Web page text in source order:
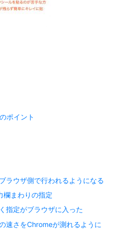
ポイント
ラウザ側で行われるようになる
欄まわりの指定
指定がブラウザに入った
速さをChromeが測れるように